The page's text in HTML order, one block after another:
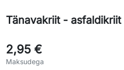
Tänavakriit - asfaldikriit
2,95 €
Maksudega